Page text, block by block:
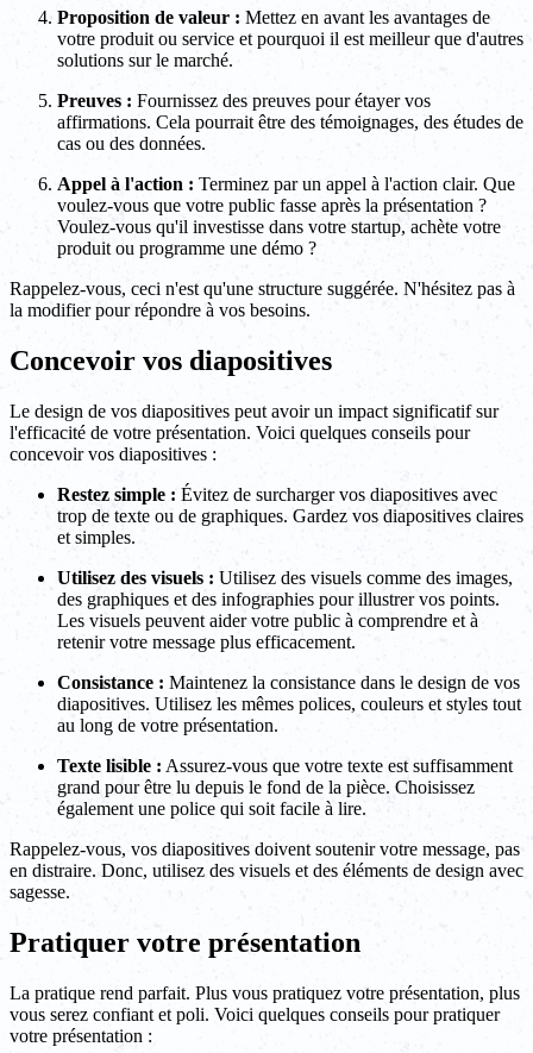
Proposition de valeur : Mettez en avant les avantages de
votre produit ou service et pourquoi il est meilleur que d'autres
solutions sur le marché.
Preuves : Fournissez des preuves pour étayer vos
affirmations. Cela pourrait être des témoignages, des études de
cas ou des données.
Appel à l'action : Terminez par un appel à l'action clair. Que
voulez-vous que votre public fasse après la présentation ?
Voulez-vous qu'il investisse dans votre startup, achète votre
produit ou programme une démo ?
Rappelez-vous, ceci n'est qu'une structure suggérée. N'hésitez pas à
la modifier pour répondre à vos besoins.
Concevoir vos diapositives
Le design de vos diapositives peut avoir un impact significatif sur
l'efficacité de votre présentation. Voici quelques conseils pour
concevoir vos diapositives :
Restez simple : Évitez de surcharger vos diapositives avec
trop de texte ou de graphiques. Gardez vos diapositives claires
et simples.
Utilisez des visuels : Utilisez des visuels comme des images,
des graphiques et des infographies pour illustrer vos points.
Les visuels peuvent aider votre public à comprendre et à
retenir votre message plus efficacement.
Consistance : Maintenez la consistance dans le design de vos
diapositives. Utilisez les mêmes polices, couleurs et styles tout
au long de votre présentation.
Texte lisible : Assurez-vous que votre texte est suffisamment
grand pour être lu depuis le fond de la pièce. Choisissez
également une police qui soit facile à lire.
Rappelez-vous, vos diapositives doivent soutenir votre message, pas
en distraire. Donc, utilisez des visuels et des éléments de design avec
sagesse.
Pratiquer votre présentation
La pratique rend parfait. Plus vous pratiquez votre présentation, plus
vous serez confiant et poli. Voici quelques conseils pour pratiquer
votre présentation :